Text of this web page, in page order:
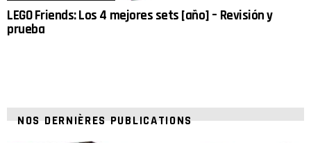
LEGO Friends: Los 4 mejores sets [año] – Revisión y
prueba
NOS DERNIÈRES PUBLICATIONS